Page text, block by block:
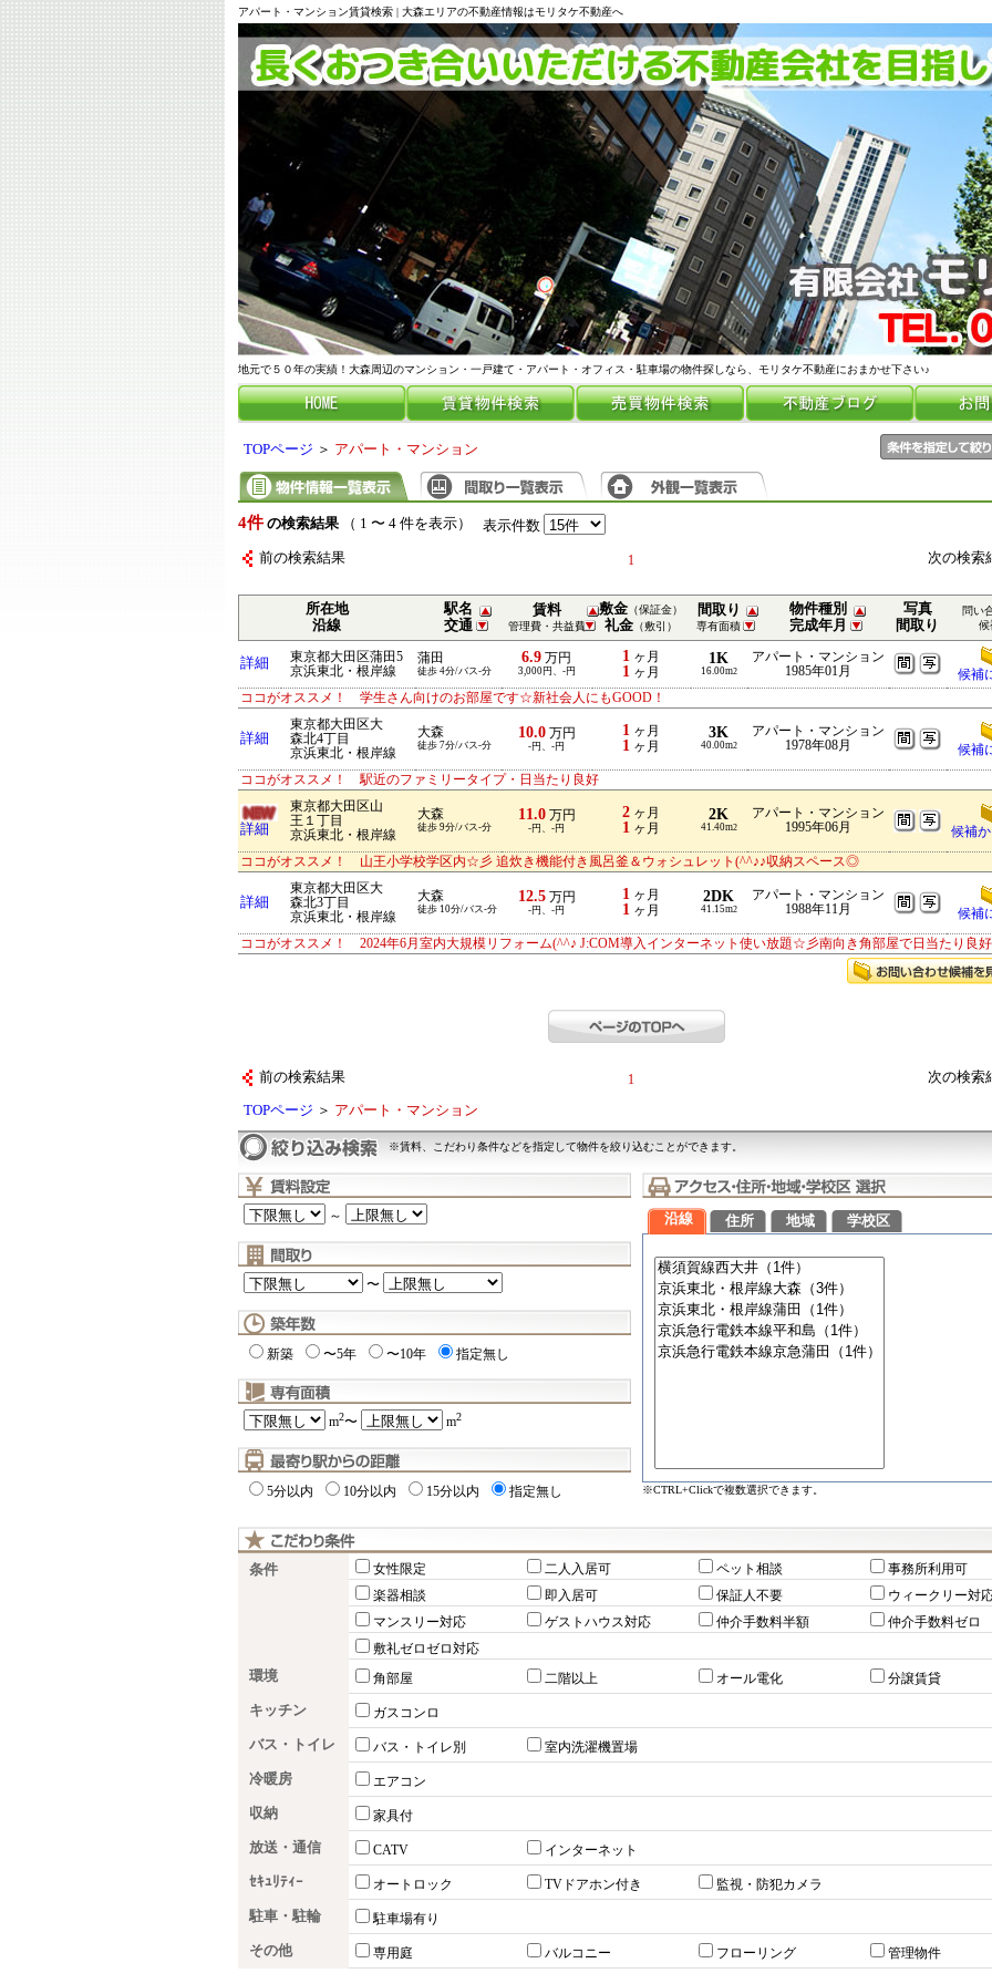
アパート・マンション賃貸検索 | 大森エリアの不動産情報はモリタケ不動産へ
地元で５０年の実績！大森周辺のマンション・一戸建て・アパート・オフィス・駐車場の物件探しなら、モリタケ不動産におまかせ下さい♪
TOPページ ＞ アパート・マンション
4件 の検索結果（ 1 〜 4 件を表示） 表示件数
前の検索結果 1 次の検
所在地
沿線
駅名
交通
賃料
管理費・共益費
敷金 （保証金）
礼金 （敷引）
間取り
専有面積
物件種別
完成年月
写真
間取り
問い
候
詳細
東京都大田区蒲田5
京浜東北・根岸線
蒲田
徒歩 4分/バス-分
6.9 万円
3,000円、-円
1 ヶ月
1 ヶ月
1K
16.00m2
アパート・マンション
1985年01月
候補
ココがオススメ！ 学生さん向けのお部屋です☆新社会人にもGOOD！
詳細
東京都大田区大
森北4丁目
京浜東北・根岸線
大森
徒歩 7分/バス-分
10.0万円
-円、-円
1 ヶ月
1 ヶ月
3K
40.00m2
アパート・マンション
1978年08月
候補
ココがオススメ！ 駅近のファミリータイプ・日当たり良好
詳細
東京都大田区山
王１丁目
京浜東北・根岸線
大森
徒歩 9分/バス-分
11.0万円
-円、-円
2 ヶ月
1 ヶ月
2K
41.40m2
アパート・マンション
1995年06月
候補
ココがオススメ！ 山王小学校学区内☆彡 追炊き機能付き風呂釜＆ウォシュレット(^^♪♪収納スペース◎
詳細
東京都大田区大
森北3丁目
京浜東北・根岸線
大森
徒歩 10分/バス-分
12.5万円
-円、-円
1 ヶ月
1 ヶ月
2DK
41.15m2
アパート・マンション
1988年11月
候補
ココがオススメ！ 2024年6月室内大規模リフォーム(^^♪ J:COM導入インターネット使い放題☆彡南向き角部屋で日当たり良好
前の検索結果 1 次の検
TOPページ ＞ アパート・マンション
※賃料、こだわり条件などを指定して物件を絞り込むことができます。
～
〜
新築 〜5年 〜10年 指定無し
m2〜 m2
5分以内 10分以内 15分以内 指定無し
沿線 住所 地域 学校区
※CTRL+Clickで複数選択できます。
条件 女性限定 二人入居可 ペット相談
事務所利用可
楽器相談
即入居可 保証人不要
ウィークリー対
マンスリー対応
ゲストハウス対応 仲介手数料半額
仲介手数料ゼロ
敷礼ゼロゼロ対応
環境 角部屋 二階以上 オール電化 分譲賃貸
キッチン ガスコンロ
バス・トイレ バス・トイレ別 室内洗濯機置場
冷暖房 エアコン
収納 家具付
放送・通信 CATV インターネット
ｾｷｭﾘﾃｨｰ オートロック TVドアホン付き 監視・防犯カメラ
駐車・駐輪 駐車場有り
その他 専用庭 バルコニー フローリング 管理物件